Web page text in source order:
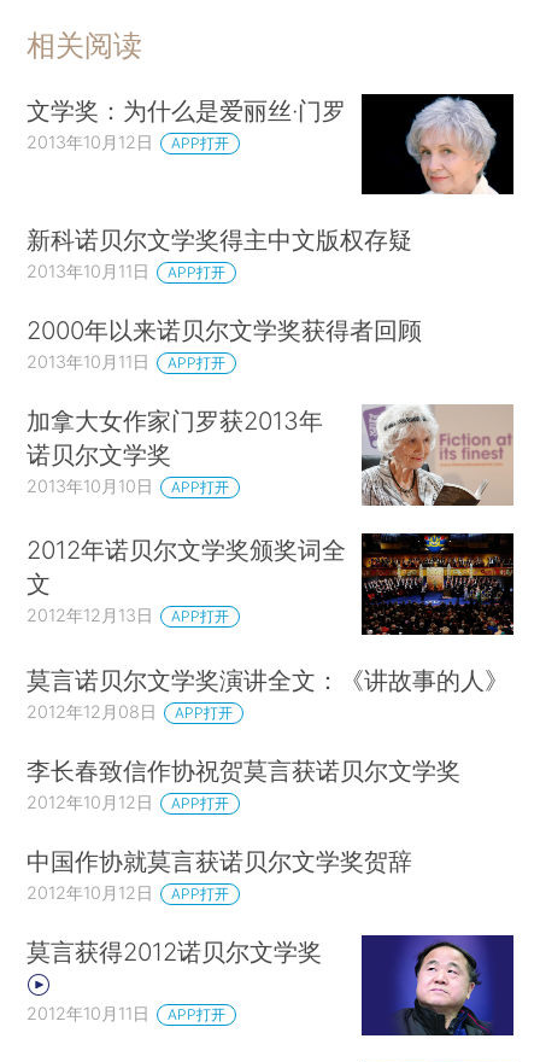
相关阅读
文学奖：为什么是爱丽丝·门罗
2013年10月12日 APP打开
新科诺贝尔文学奖得主中文版权存疑
2013年10月11日 APP打开
2000年以来诺贝尔文学奖获得者回顾
2013年10月11日 APP打开
加拿大女作家门罗获2013年
诺贝尔文学奖
2013年10月10日 APP打开
2012年诺贝尔文学奖颁奖词全
文
2012年12月13日 APP打开
莫言诺贝尔文学奖演讲全文：《讲故事的人》
2012年12月08日 APP打开
李长春致信作协祝贺莫言获诺贝尔文学奖
2012年10月12日 APP打开
中国作协就莫言获诺贝尔文学奖贺辞
2012年10月12日 APP打开
莫言获得2012诺贝尔文学奖
2012年10月11日 APP打开